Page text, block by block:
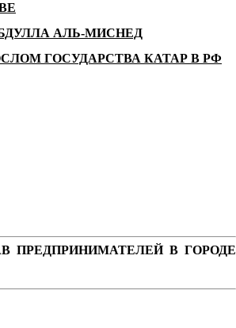
АЛЬ-МИСНЕД
ГОСУДАРСТВА КАТАР В РФ
ПРЕДПРИНИМАТЕЛЕЙ В ГОРОДЕ